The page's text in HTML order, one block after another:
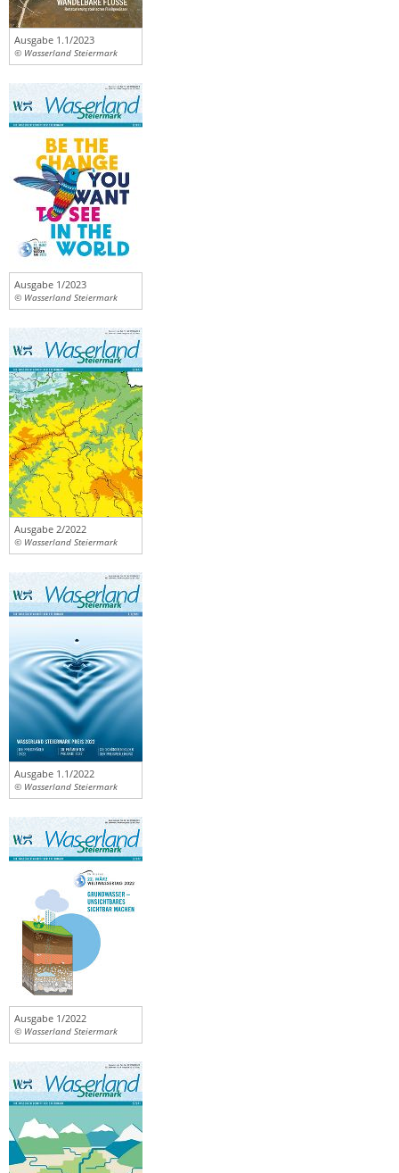
Ausgabe 1.1/2023
© Wasserland Steiermark
Ausgabe 1/2023
© Wasserland Steiermark
Ausgabe 2/2022
© Wasserland Steiermark
Ausgabe 1.1/2022
© Wasserland Steiermark
Ausgabe 1/2022
© Wasserland Steiermark